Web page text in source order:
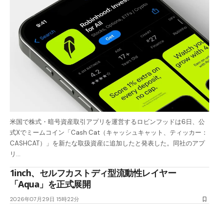
米国で株式・暗号資産取引アプリを運営するロビンフッドは6日、公
式Xでミームコイン「Cash Cat（キャッシュキャット、ティッカー：
CASHCAT）」を新たな取扱資産に追加したと発表した。同社のアプ
リ…
1inch、セルフカストディ型流動性レイヤー
「Aqua」を正式展開
2026年07月29日 15時22分